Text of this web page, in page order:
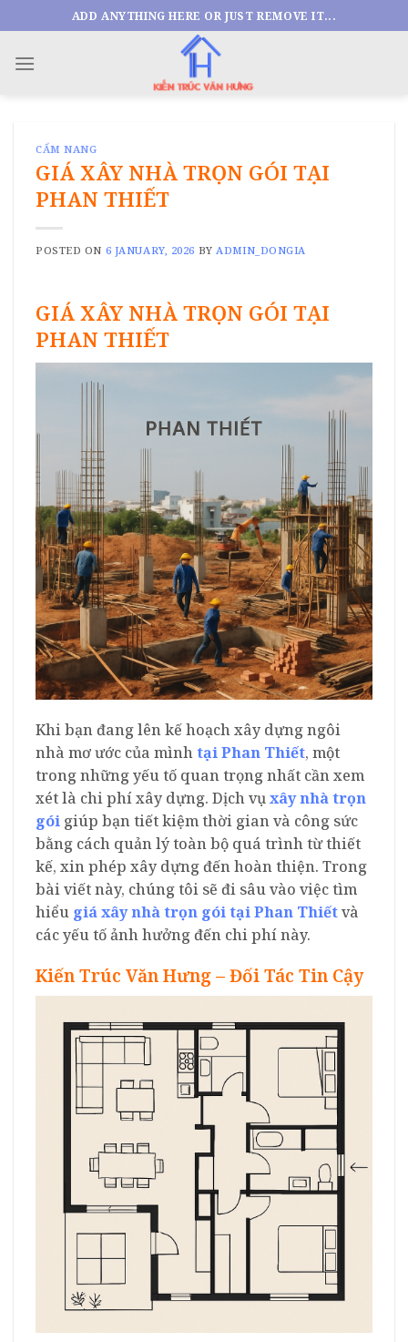
to
content
ADD ANYTHING HERE OR JUST REMOVE IT...
CẨM NANG
GIÁ XÂY NHÀ TRỌN GÓI TẠI
PHAN THIẾT
POSTED ON 6 JANUARY, 2026 BY ADMIN_DONGIA
GIÁ XÂY NHÀ TRỌN GÓI TẠI
PHAN THIẾT
Khi bạn đang lên kế hoạch xây dựng ngôi
nhà mơ ước của mìnhtại Phan Thiết, một
trong những yếu tố quan trọng nhất cần xem
xét là chi phí xây dựng. Dịch vụxây nhà trọn
gói giúp bạn tiết kiệm thời gian và công sức
bằng cách quản lý toàn bộ quá trình từ thiết
kế, xin phép xây dựng đến hoàn thiện. Trong
bài viết này, chúng tôi sẽ đi sâu vào việc tìm
hiểu giá xây nhà trọn gói tại Phan Thiếtvà
các yếu tố ảnh hưởng đến chi phí này.
Kiến Trúc Văn Hưng – Đối Tác Tin Cậy